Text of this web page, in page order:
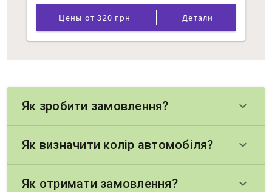
Цены от 320 грн Детали
Як зробити замовлення? keyboard_arrow_down
Як визначити колір автомобіля? keyboard_arrow_down
Як отримати замовлення? keyboard_arrow_down